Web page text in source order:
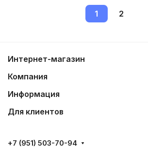
1 2
Интернет-магазин
Компания
Информация
Для клиентов
+7 (951) 503-70-94